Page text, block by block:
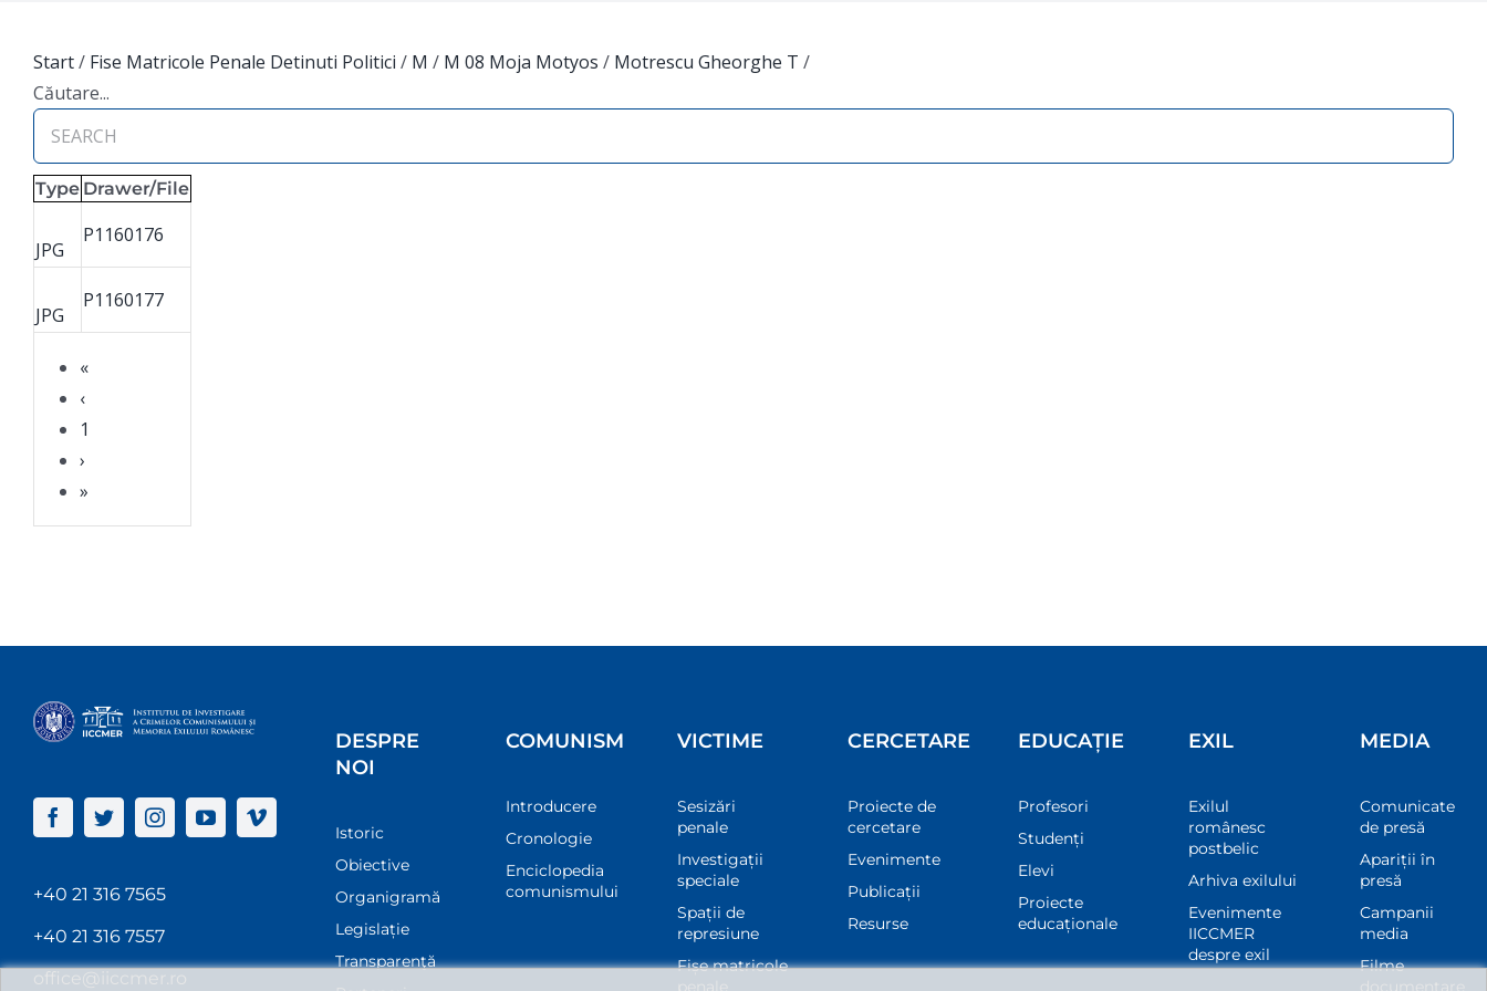
Start/ Fise Matricole Penale Detinuti Politici / M / M 08 Moja Motyos / Motrescu Gheorghe T /
Căutare...
Type Drawer/File
«
‹
1
›
»
JPG
P1160176
JPG
P1160177
+40 21 316 7565
+40 21 316 7557
office@iiccmer.ro
DESPRE
NOI
Istoric
Obiective
Organigramă
Legislație
Transparenţă
COMUNISM
Introducere
Cronologie
Enciclopedia
comunismului
VICTIME
Sesizări
penale
Investigații
speciale
Spații de
represiune
Fișe matricole
penale
CERCETARE
Proiecte de
cercetare
Evenimente
Publicații
Resurse
EDUCAȚIE
Profesori
Studenți
Elevi
Proiecte
educaționale
EXIL
Exilul
românesc
postbelic
Arhiva exilului
Evenimente
IICCMER
despre exil
MEDIA
Comunicate
de presă
Apariții în
presă
Campanii
media
Filme
documentare